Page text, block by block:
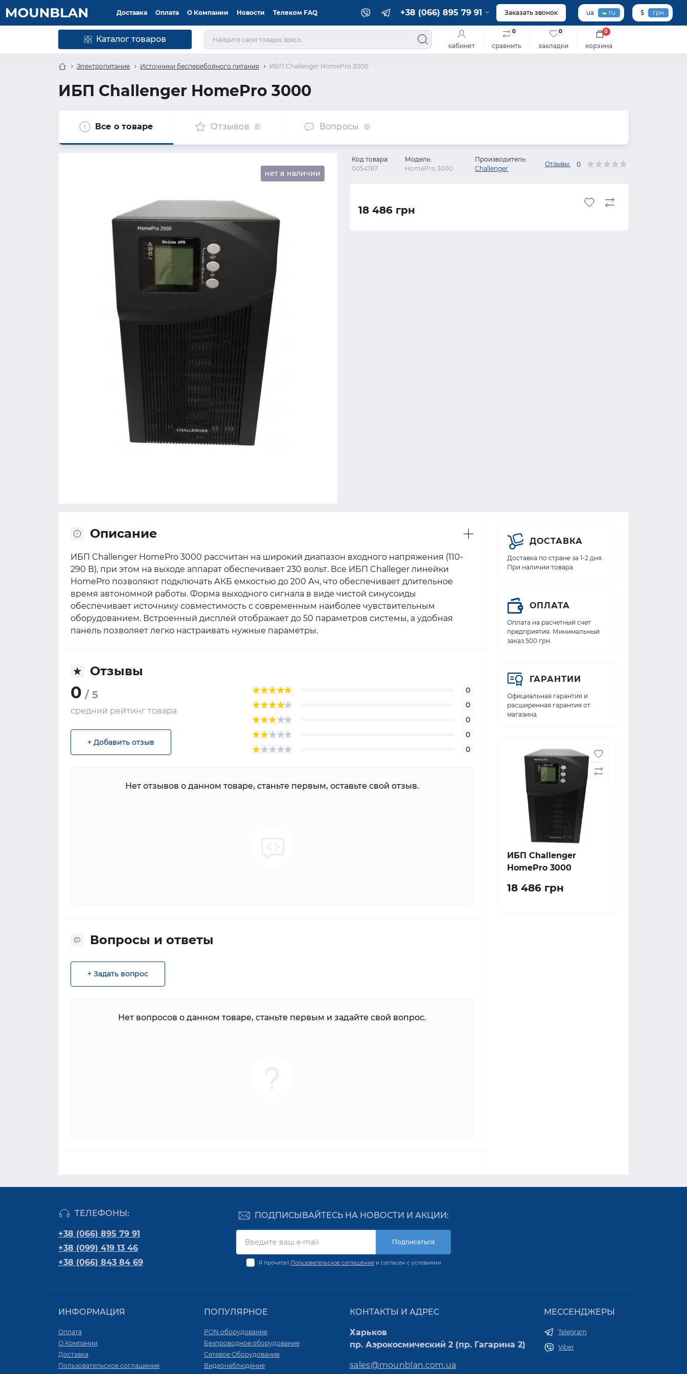
Доставка Оплата О Компании Новости Телеком FAQ +38 (066) 895 79 91 Заказать звонок ua ru $ грн
Каталог товаров
кабинет сравнить
0
закладки
0
корзина
0
Электропитание Источники бесперебойного питания ИБП Challenger HomePro 3000
ИБП Challenger HomePro 3000
Все о товаре Отзывов 0 Вопросы 0
нет в наличии
Код товара:
0054767
Модель:
HomePro 3000
Производитель:
Challenger
Отзывы: 0
18 486 грн
Описание
ИБП Challenger HomePro 3000 рассчитан на широкий диапазон входного напряжения (110-
290 В), при этом на выходе аппарат обеспечивает 230 вольт. Все ИБП Challeger линейки
HomePro позволяют подключать АКБ емкостью до 200 Ач, что обеспечивает длительное
время автономной работы. Форма выходного сигнала в виде чистой синусоиды
обеспечивает источнику совместимость с современным наиболее чувствительным
оборудованием. Встроенный дисплей отображает до 50 параметров системы, а удобная
панель позволяет легко настраивать нужные параметры.
Отзывы
0 / 5
средний рейтинг товара
+ Добавить отзыв
0
0
0
0
0
Нет отзывов о данном товаре, станьте первым, оставьте свой отзыв.
Вопросы и ответы
+ Задать вопрос
Нет вопросов о данном товаре, станьте первым и задайте свой вопрос.
ДОСТАВКА
Доставка по стране за 1-2 дня.
При наличии товара.
ОПЛАТА
Оплата на расчетный счет
предприятия. Минимальный
заказ 500 грн.
ГАРАНТИИ
Официальная гарантия и
расширенная гарантия от
магазина.
ИБП Challenger
HomePro 3000
18 486 грн
ТЕЛЕФОНЫ:
+38 (066) 895 79 91
+38 (099) 419 13 46
+38 (066) 843 84 69
ПОДПИСЫВАЙТЕСЬ НА НОВОСТИ И АКЦИИ:
Подписаться
Я прочитал Пользовательское соглашениеи согласен с условиями
ИНФОРМАЦИЯ
Оплата
О Компании
Доставка
Пользовательское соглашение
ПОПУЛЯРНОЕ
PON оборудование
Безпроводное оборудование
Сетевое Оборудование
Видеонаблюдение
КОНТАКТЫ И АДРЕС
Харьков
пр. Аэрокосмический 2 (пр. Гагарина 2)
sales@mounblan.com.ua
МЕССЕНДЖЕРЫ
Telegram
Viber